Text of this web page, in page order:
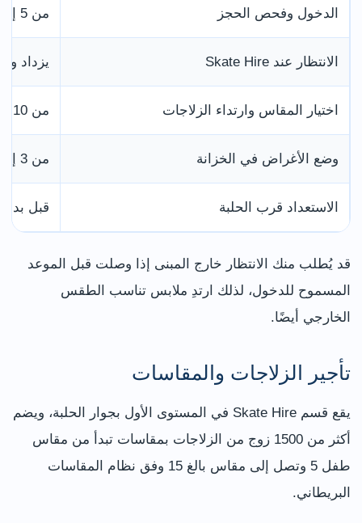
الدخول وفحص الحجز من 5 إلى 10 دقائق
الانتظار عند Skate Hire يزداد
اختيار المقاس وارتداء الزلاجات من 10 إلى 15 دقيقة للمبتدئ
وضع الأغراض في الخزانة من 3 إلى 5 دقائق
الاستعداد قرب الحلبة قبل
قد يُطلب منك الانتظار خارج المبنى إذا وصلت قبل الموعد
المسموح للدخول، لذلك ارتدِ ملابس تناسب الطقس
الخارجي أيضًا.
تأجير الزلاجات والمقاسات
يقع قسم Skate Hire في المستوى الأول بجوار الحلبة، ويضم
أكثر من 1500 زوج من الزلاجات بمقاسات تبدأ من مقاس
طفل 5 وتصل إلى مقاس بالغ 15 وفق نظام المقاسات
البريطاني.